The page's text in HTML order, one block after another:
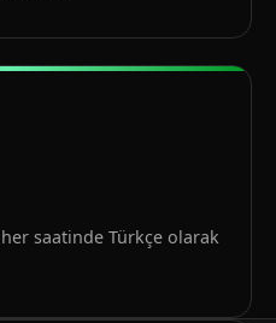
saatinde Türkçe olarak